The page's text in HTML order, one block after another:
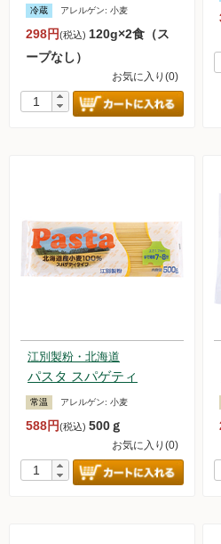
冷蔵 アレルゲン: 小麦
298円(税込) 120g×2食（ス
ープなし）
お気に入り(0)
江別製粉・北海道
パスタ スパゲティ
常温 アレルゲン: 小麦
588円(税込) 500ｇ
お気に入り(0)